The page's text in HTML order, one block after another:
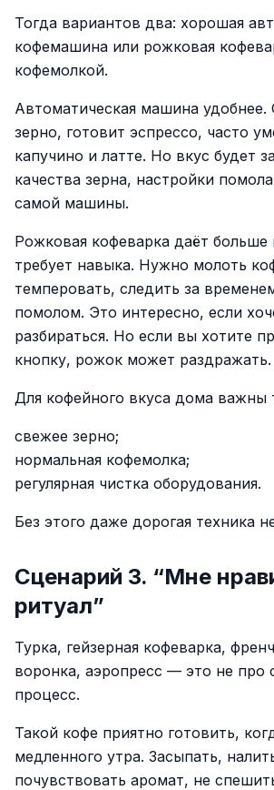
Тогда вариантов два: хорошая
кофемашина или рожковая
кофемолкой.
Автоматическая машина удобнее.
зерно, готовит эспрессо, часто
капучино и латте. Но вкус будет
качества зерна, настройки
самой машины.
Рожковая кофеварка даёт больше
требует навыка. Нужно молоть
темперовать, следить за
помолом. Это интересно, если
разбираться. Но если вы хотите
кнопку, рожок может раздражать.
Для кофейного вкуса дома важны
свежее зерно;
нормальная кофемолка;
регулярная чистка оборудования.
Без этого даже дорогая техника
Сценарий 3. “Мне
ритуал”
Турка, гейзерная кофеварка,
воронка, аэропресс — это не про
процесс.
Такой кофе приятно готовить,
медленного утра. Засыпать,
почувствовать аромат, не